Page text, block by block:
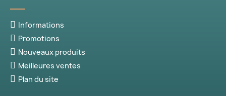
Informations
Promotions
Nouveaux produits
Meilleures ventes
Plan du site